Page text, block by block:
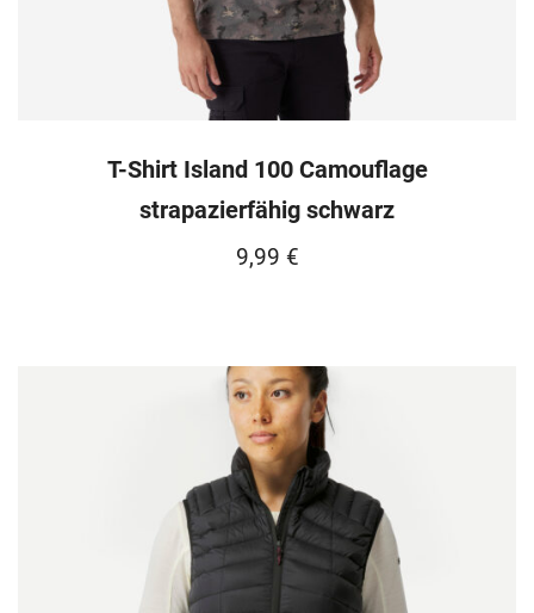
T-Shirt Island 100 Camouflage
strapazierfähig schwarz
9,99 €